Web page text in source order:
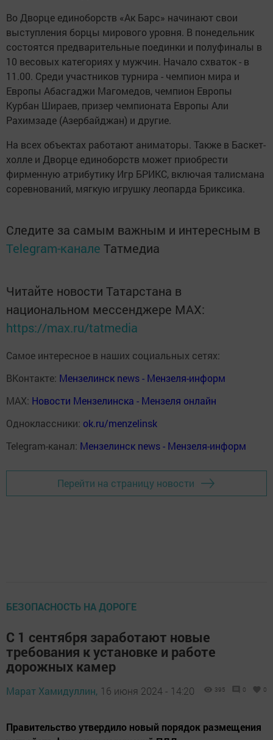
Во Дворце единоборств «Ак Барс» начинают свои
выступления борцы мирового уровня. В понедельник
состоятся предварительные поединки и полуфиналы в
10 весовых категориях у мужчин. Начало схваток - в
11.00. Среди участников турнира - чемпион мира и
Европы Абасгаджи Магомедов, чемпион Европы
Курбан Шираев, призер чемпионата Европы Али
Рахимзаде (Азербайджан) и другие.
На всех объектах работают аниматоры. Также в Баскет-
холле и Дворце единоборств может приобрести
фирменную атрибутику Игр БРИКС, включая талисмана
соревнований, мягкую игрушку леопарда Бриксика.
Следите за самым важным и интересным в
Telegram-канале Татмедиа
Читайте новости Татарстана в
национальном мессенджере MАХ:
https://max.ru/tatmedia
Самое интересное в наших социальных сетях:
ВКонтакте: Мензелинск news - Мензеля-информ
MAX: Новости Мензелинска - Мензеля онлайн
Одноклассники: ok.ru/menzelinsk
Telegram-канал: Мензелинск news - Мензеля-информ
Перейти на страницу новости
БЕЗОПАСНОСТЬ НА ДОРОГЕ
С 1 сентября заработают новые
требования к установке и работе
дорожных камер
Марат Хамидуллин, 16 июня 2024 - 14:20 395 0 0
Правительство утвердило новый порядок размещения